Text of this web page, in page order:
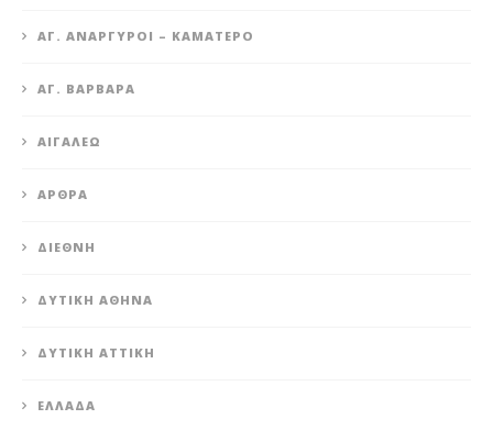
ΆΓ. ΑΝΆΡΓΥΡΟΙ – KΑΜΑΤΕΡΌ
ΑΓ. ΒΑΡΒΆΡΑ
ΑΙΓΆΛΕΩ
ΆΡΘΡΑ
ΔΙΕΘΝΉ
ΔΥΤΙΚΉ ΑΘΉΝΑ
ΔΥΤΙΚΉ ΑΤΤΙΚΉ
ΕΛΛΆΔΑ